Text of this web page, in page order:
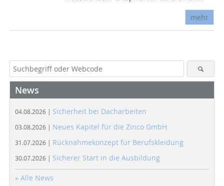
mehr
News
04.08.2026 | Sicherheit bei Dacharbeiten
03.08.2026 | Neues Kapitel für die Zinco GmbH
31.07.2026 | Rücknahmekonzept für Berufskleidung
30.07.2026 | Sicherer Start in die Ausbildung
» Alle News